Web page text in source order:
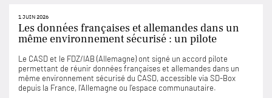
1 JUIN 2026
Les données françaises et allemandes dans un
même environnement sécurisé : un pilote
Le CASD et le FDZ/IAB (Allemagne) ont signé un accord pilote
permettant de réunir données françaises et allemandes dans un
même environnement sécurisé du CASD, accessible via SD-Box
depuis la France, l’Allemagne ou l’espace communautaire.